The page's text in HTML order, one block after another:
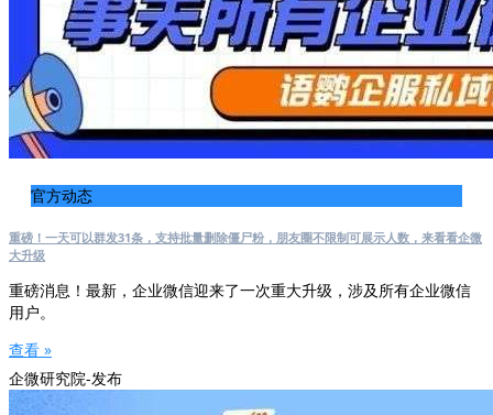
官方动态
重磅！一天可以群发31条，支持批量删除僵尸粉，朋友圈不限制可展示人数，来看看企微
大升级
重磅消息！最新，企业微信迎来了一次重大升级，涉及所有企业微信
用户。
查看 »
企微研究院-发布